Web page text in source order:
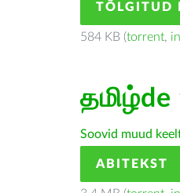
TÕLGITUD
584 KB (torrent,
தமிழ்de
Soovid muud
ABITEKST